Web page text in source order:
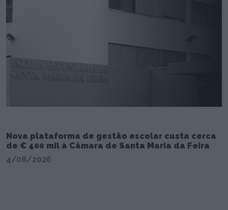
Nova plataforma de gestão escolar custa cerca
de € 400 mil à Câmara de Santa Maria da Feira
4/08/2026